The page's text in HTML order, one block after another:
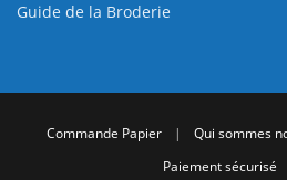
Guide de la Broderie
Commande Papier | Qui sommes
Paiement sécurisé